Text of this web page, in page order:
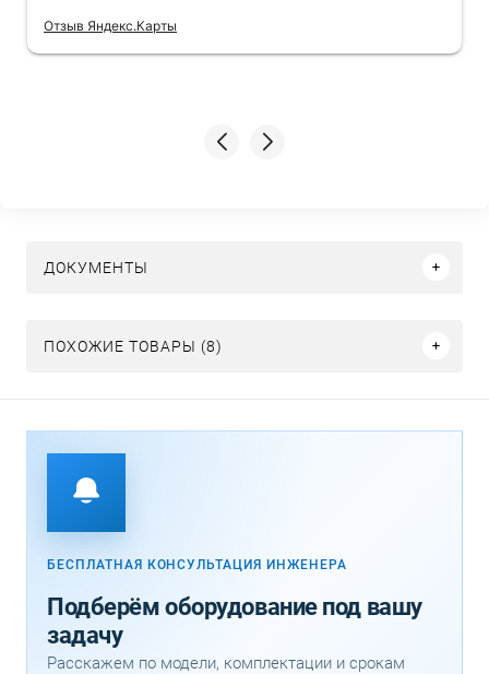
Отзыв Яндекс.Карты
ДОКУМЕНТЫ
ПОХОЖИЕ ТОВАРЫ (8)
БЕСПЛАТНАЯ КОНСУЛЬТАЦИЯ ИНЖЕНЕРА
Подберём оборудование под вашу
задачу
Расскажем по модели, комплектации и срокам